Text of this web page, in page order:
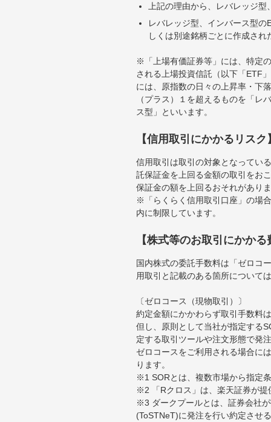
上記の理由から、レバレッジ
レバレッジ型、インバース型
しくは別途銘柄ごとに作成さ
※「上場有価証券等」には、特定
される上場投資信託（以下「ETF
には、原指数の日々の上昇率・下
（プラス）１を超えるものを「
ス型」といいます。
【信用取引にかかるリスク
信用取引は取引の対象となってい
託保証金を上回る金額の取引をお
保証金の額を上回るおそれがあり
※「らくらく信用取引口座」の場
内に制限しています。
【株式等のお取引にかかる
国内株式の委託手数料は「ゼロコ
用取引と記載のある箇所について
〔ゼロコース（現物取引）〕
約定金額にかかわらず取引手数料
但し、原則として当社が指定する
定する取引ツールや注文形態で発
ゼロコースをご利用される場合に
ります。
※1 SORとは、複数市場から指定
※2 「Rクロス」は、楽天証券が
※3 ダークプールとは、証券会社
(ToSTNeT)に発注を行い約定させ